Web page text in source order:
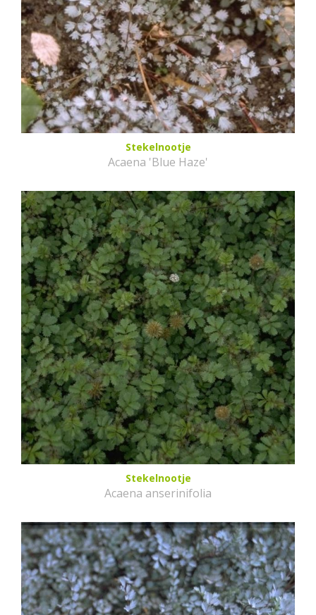
Stekelnootje
Acaena 'Blue Haze'
Stekelnootje
Acaena anserinifolia